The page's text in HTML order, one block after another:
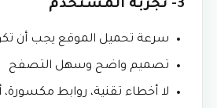
3- تجربة المستخدم
سرعة تحميل الموقع يجب أن
تصميم واضح وسهل التصفح
لا أخطاء تقنية، روابط